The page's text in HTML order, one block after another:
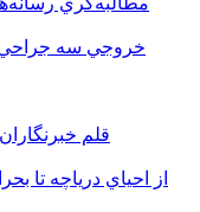
خروجي سه جراحي
قلم
از احياي درياچه تا